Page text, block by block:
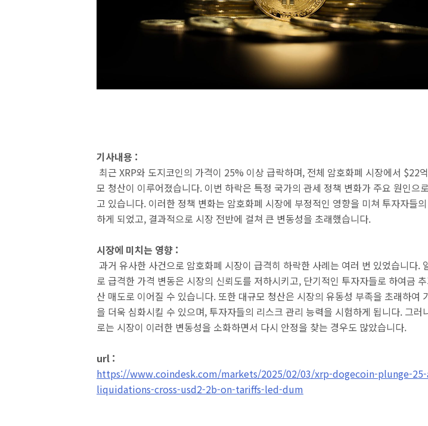
기사내용 :
최근 XRP와 도지코인의 가격이 25% 이상 급락하며, 전체 암호화폐 시장에서 $22
모 청산이 이루어졌습니다. 이번 하락은 특정 국가의 관세 정책 변화가 주요 원인으
고 있습니다. 이러한 정책 변화는 암호화폐 시장에 부정적인 영향을 미쳐 투자자들
하게 되었고, 결과적으로 시장 전반에 걸쳐 큰 변동성을 초래했습니다.
시장에 미치는 영향 :
과거 유사한 사건으로 암호화폐 시장이 급격히 하락한 사례는 여러 번 있었습니다.
로 급격한 가격 변동은 시장의 신뢰도를 저하시키고, 단기적인 투자자들로 하여금
산 매도로 이어질 수 있습니다. 또한 대규모 청산은 시장의 유동성 부족을 초래하여
을 더욱 심화시킬 수 있으며, 투자자들의 리스크 관리 능력을 시험하게 됩니다. 그러
로는 시장이 이러한 변동성을 소화하면서 다시 안정을 찾는 경우도 많았습니다.
url :
https://www.coindesk.com/markets/2025/02/03/xrp-dogecoin-plunge-
liquidations-cross-usd2-2b-on-tariffs-led-dum